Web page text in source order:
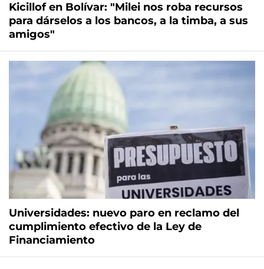
Kicillof en Bolívar: "Milei nos roba recursos
para dárselos a los bancos, a la timba, a sus
amigos"
Universidades: nuevo paro en reclamo del
cumplimiento efectivo de la Ley de
Financiamiento